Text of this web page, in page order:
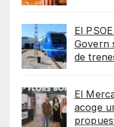
El
Govern
de
El
acoge